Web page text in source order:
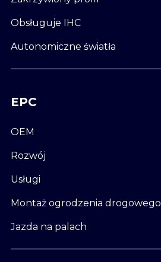
Obsługuje IHC
Autonomiczne światła
EPC
OEM
Rozwój
Usługi
Montaż ogrodzenia drogowego
Jazda na palach